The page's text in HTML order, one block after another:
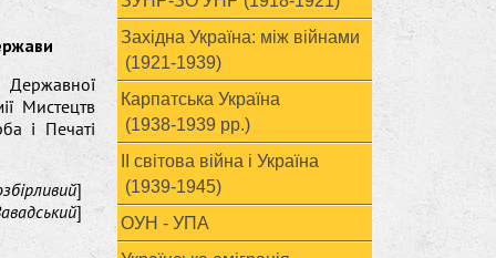
Мистецтв
і Печаті
]
]
Західна Україна: між війнами
(1921-1939)
Карпатська Україна
(1938-1939 рр.)
ІІ світова війна і Україна
(1939-1945)
ОУН - УПА